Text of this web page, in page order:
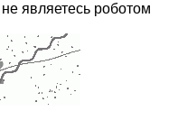
являетесь роботом